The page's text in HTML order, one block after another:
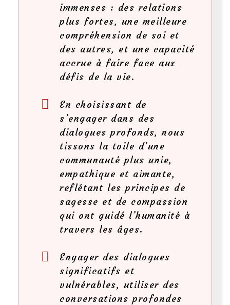
immenses : des relations
plus fortes, une meilleure
compréhension de soi et
des autres, et une capacité
accrue à faire face aux
défis de la vie.
En choisissant de
s’engager dans des
dialogues profonds, nous
tissons la toile d’une
communauté plus unie,
empathique et aimante,
reflétant les principes de
sagesse et de compassion
qui ont guidé l’humanité à
travers les âges.
Engager des dialogues
significatifs et
vulnérables, utiliser des
conversations profondes